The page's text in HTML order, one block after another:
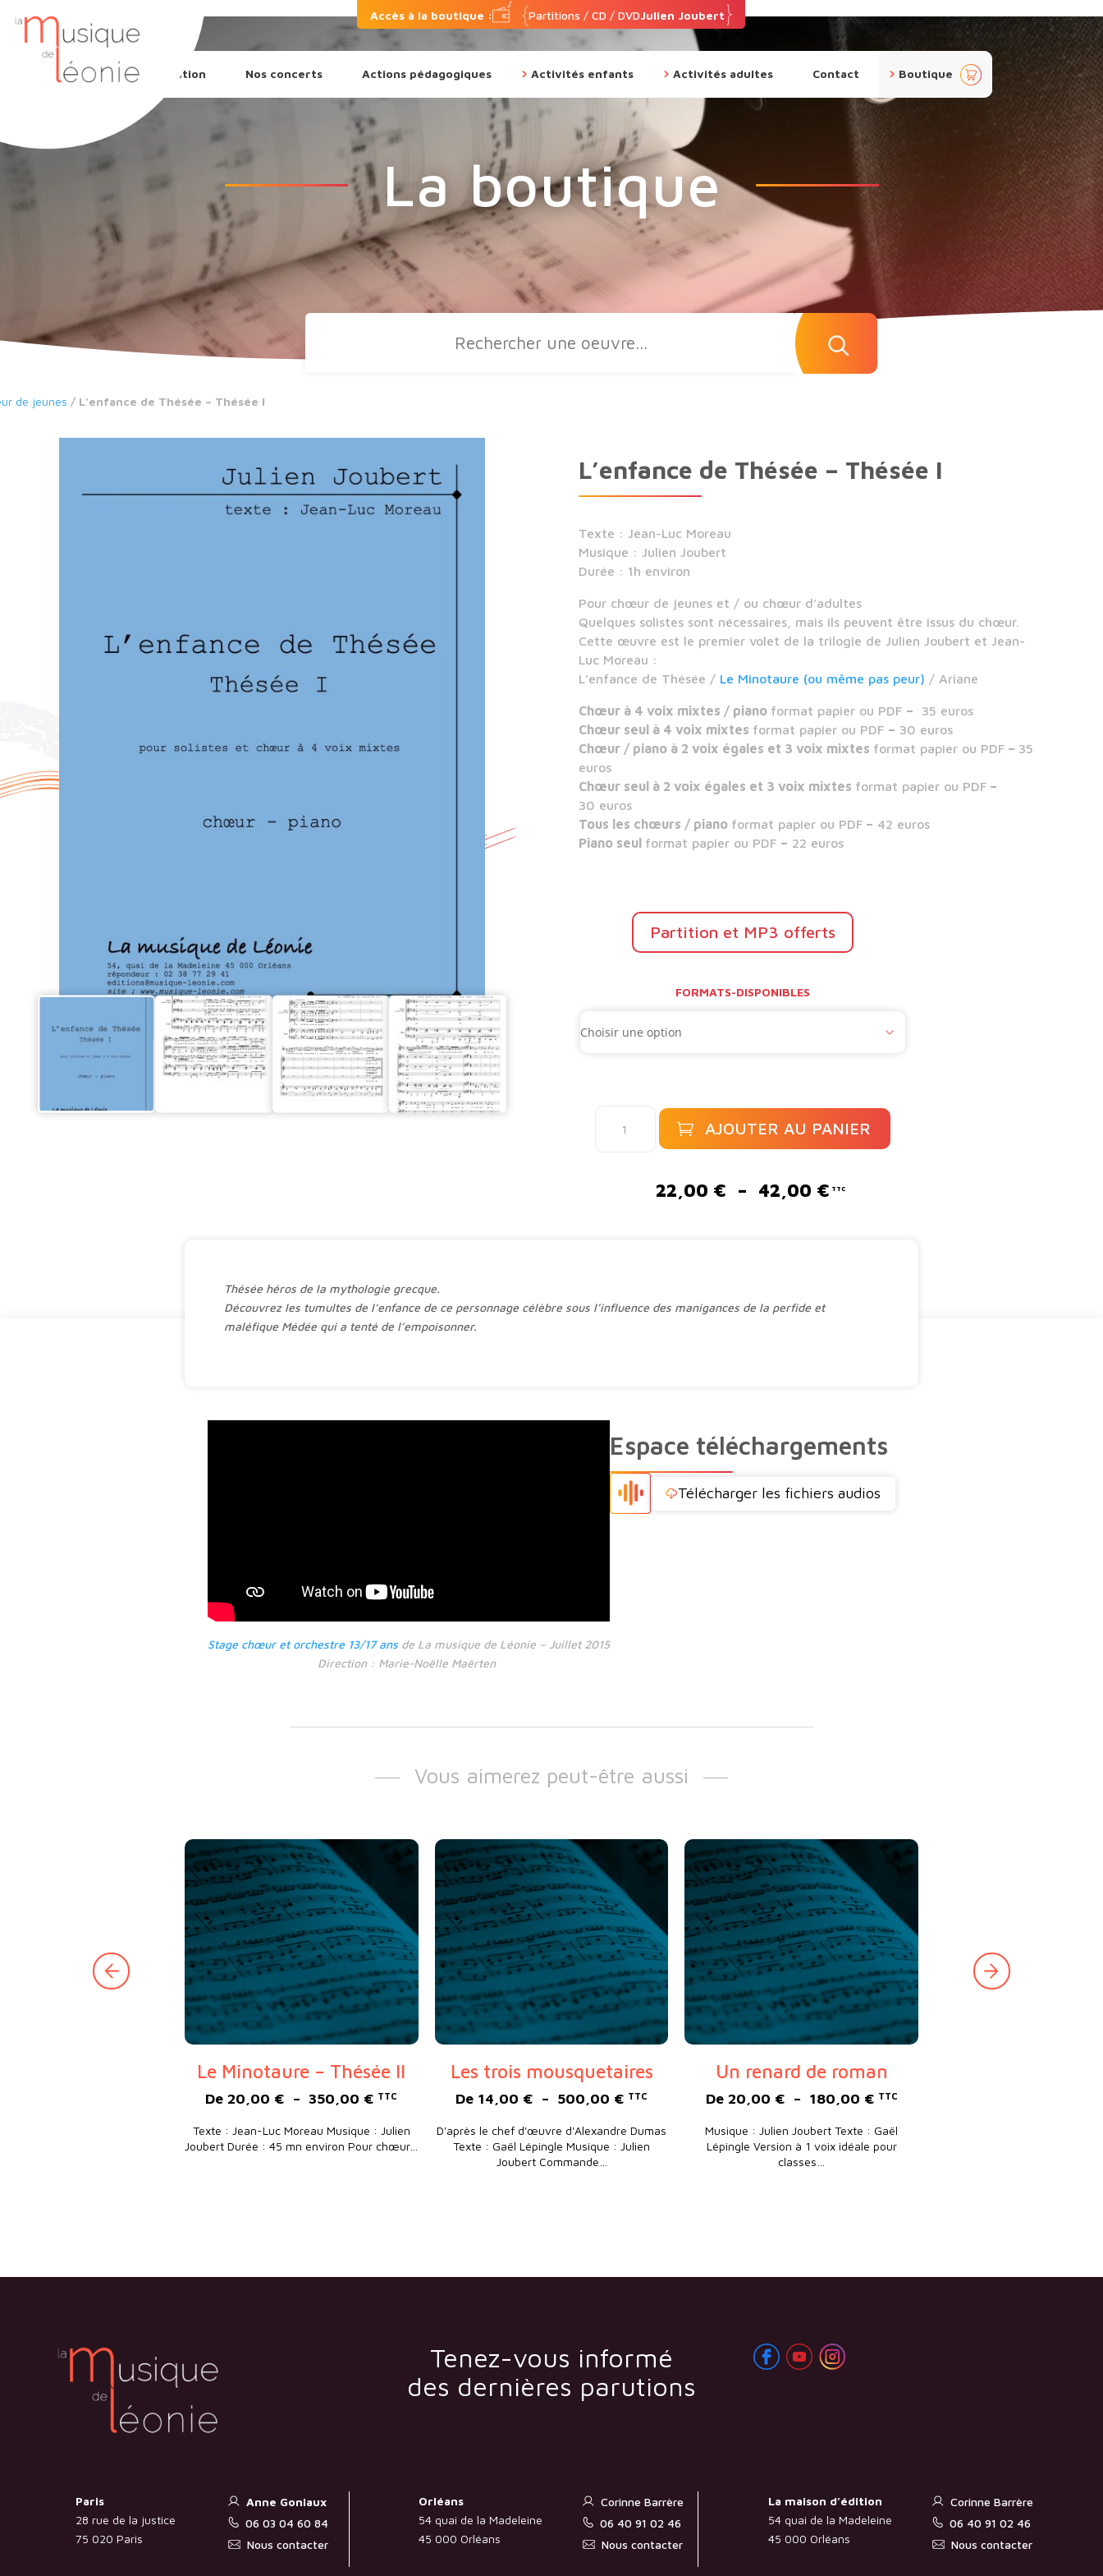
Accès à la boutique : Partitions / CD / DVDJulien Joubert
L’association Nos concerts Actions pédagogiques Activités enfants Activités adultes Contact Boutique pan
ier
La boutique
Recherche
de jeunes / L’enfance de Thésée – Thésée I
L’enfance de Thésée – Thésée I
Texte : Jean-Luc Moreau
Musique : Julien Joubert
Durée : 1h environ
Pour chœur de jeunes et / ou chœur d’adultes
Quelques solistes sont nécessaires, mais ils peuvent être issus du chœur.
Cette œuvre est le premier volet de la trilogie de Julien Joubert et Jean-
Luc Moreau :
L’enfance de Thésée / Le Minotaure (ou même pas peur) / Ariane
Chœur à 4 voix mixtes / piano format papier ou PDF – 35 euros
Chœur seul à 4 voix mixtes format papier ou PDF – 30 euros
Chœur / piano à 2 voix égales et 3 voix mixtes format papier ou PDF – 35
euros
Chœur seul à 2 voix égales et 3 voix mixtes format papier ou PDF –
30 euros
Tous les chœurs / piano format papier ou PDF – 42 euros
Piano seul format papier ou PDF – 22 euros
Partition et MP3 offerts
FORMATS-DISPONIBLES
AJOUTER AU PANIER
i
22,00 € – 42,00 €Plage
Thésée héros de la mythologie grecque.
Découvrez les tumultes de l’enfance de ce personnage célèbre sous l’influence des manigances de la perfide et
maléfique Médée qui a tenté de l’empoisonner.
Stage chœur et orchestre 13/17 ansde La musique de Léonie – Juillet 2015
Direction : Marie-Noëlle Maërten
Espace téléchargements
Télécharger les fichiers audios
Vous aimerez peut-être aussi
Le Minotaure – Thésée II
De 20,00 € – 350,00 € Plage de prix : 20,00 € à 350,00 €
TTC
Texte : Jean-Luc Moreau Musique : Julien
Joubert Durée : 45 mn environ Pour chœur…
Les trois mousquetaires
De 14,00 € – 500,00 € Plage de prix : 14,00 € à 500,00 €
TTC
D'après le chef d'œuvre d'Alexandre Dumas
Texte : Gaël Lépingle Musique : Julien
Joubert Commande…
Un renard de roman
De 20,00 € – 180,00 €Plage de prix : 20,00 € à
TTC
Musique : Julien Joubert Texte : Gaël
Lépingle Version à 1 voix idéale pour
classes…
Tenez-vous informé
des dernières parutions
Paris
28 rue de la justice
75 020 Paris
Anne Goniaux
06 03 04 60 84
Nous contacter
Orléans
54 quai de la Madeleine
45 000 Orléans
Corinne Barrère
06 40 91 02 46
Nous contacter
La maison d’édition
54 quai de la Madeleine
45 000 Orléans
Corinne Barrère
06 40 91 02 46
Nous contacter